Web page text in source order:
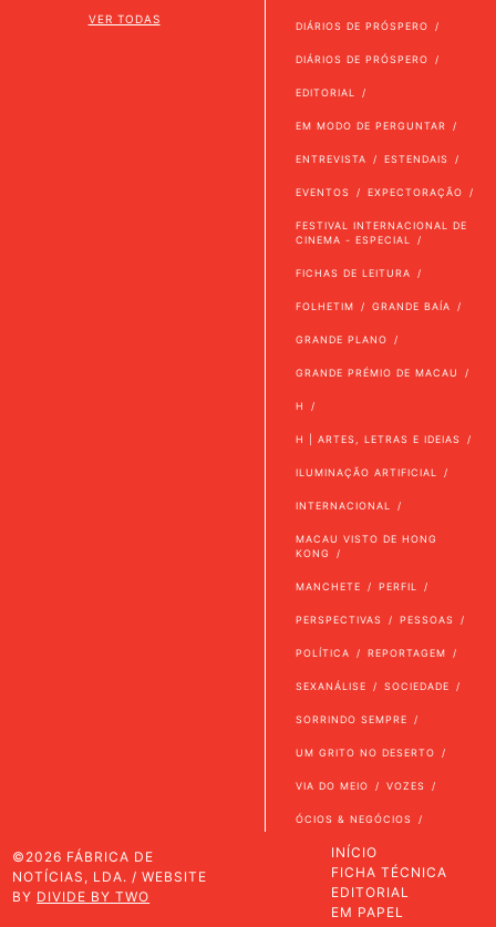
VER TODAS
DIÁRIOS DE PRÓSPERO
DIÁRIOS DE PRÓSPERO
EDITORIAL
EM MODO DE PERGUNTAR
ENTREVISTA ESTENDAIS
EVENTOS EXPECTORAÇÃO
FESTIVAL INTERNACIONAL DE
CINEMA - ESPECIAL
FICHAS DE LEITURA
FOLHETIM GRANDE BAÍA
GRANDE PLANO
GRANDE PRÉMIO DE MACAU
H
H | ARTES, LETRAS E IDEIAS
ILUMINAÇÃO ARTIFICIAL
INTERNACIONAL
MACAU VISTO DE HONG
KONG
MANCHETE PERFIL
PERSPECTIVAS PESSOAS
POLÍTICA REPORTAGEM
SEXANÁLISE SOCIEDADE
SORRINDO SEMPRE
UM GRITO NO DESERTO
VIA DO MEIO VOZES
ÓCIOS & NEGÓCIOS
©2026 FÁBRICA DE
NOTÍCIAS, LDA. / WEBSITE
BY DIVIDE BY TWO
INÍCIO
FICHA TÉCNICA
EDITORIAL
EM PAPEL